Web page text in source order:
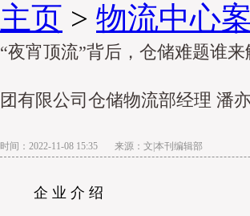
主页 > 物流中心
“夜宵顶流”背后，仓储难题谁
团有限公司仓储物流部经理 潘
时间：2022-11-08 15:35 来源：文|本刊编辑部
企 业 介 绍